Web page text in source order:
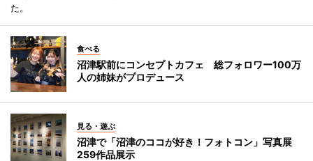
た。
食べる
沼津駅前にコンセプトカフェ 総フォロワー100万
人の姉妹がプロデュース
見る・遊ぶ
沼津で「沼津のココが好き！フォトコン」写真展
259作品展示